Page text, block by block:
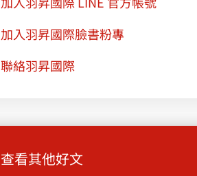
加入羽昇國際臉書粉專
聯絡羽昇國際
查看其他好文